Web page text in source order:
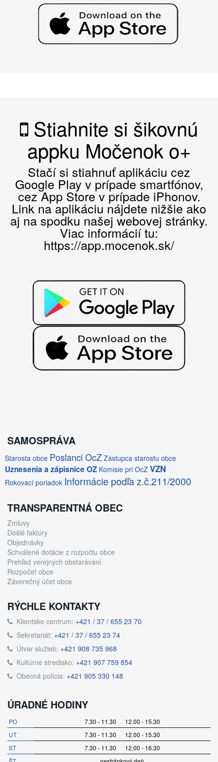
Stiahnite si šikovnú
appku Močenok o+
Stačí si stiahnuť aplikáciu cez
Google Play v prípade smartfónov,
cez App Store v prípade iPhonov.
Link na aplikáciu nájdete nižšie ako
aj na spodku našej webovej stránky.
Viac informácií tu:
https://app.mocenok.sk/
SAMOSPRÁVA
Starosta obce Poslanci OcZ Zástupca starostu obce
Uznesenia a zápisnice OZ Komisie pri OcZ VZN
Rokovací poriadok Informácie podľa z.č.211/2000
TRANSPARENTNÁ OBEC
Zmluvy
Došlé faktúry
Objednávky
Schválené dotácie z rozpočtu obce
Prehľad verejných obstarávaní
Rozpočet obce
Záverečný účet obce
RÝCHLE KONTAKTY
Klientske centrum: +421 / 37 / 655 23 70
Sekretariát: +421 / 37 / 655 23 74
Útvar služieb: +421 908 735 968
Kultúrne stredisko: +421 907 759 854
Obecná polícia: +421 905 330 148
ÚRADNÉ HODINY
PO
7.30 - 11.30 12.00 - 15.30
UT
7.30 - 11.30 12.00 - 15.30
ST
7.30 - 11.30 12.00 - 16.30